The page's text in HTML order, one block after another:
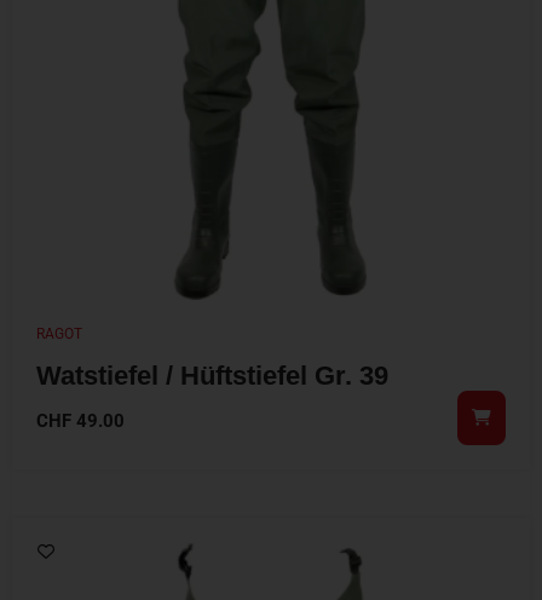
RAGOT
Watstiefel / Hüftstiefel Gr. 39
CHF 49.00